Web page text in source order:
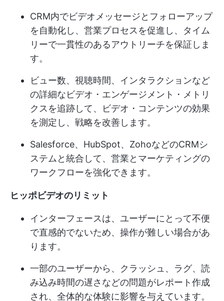
CRM内でビデオメッセージとフォローアップ
を自動化し、営業プロセスを促進し、タイム
リーで一貫性のあるアウトリーチを保証しま
す。
ビュー数、視聴時間、インタラクションなど
の詳細なビデオ・エンゲージメント・メトリ
クスを追跡して、ビデオ・コンテンツの効果
を測定し、戦略を改善します。
Salesforce、HubSpot、ZohoなどのCRMシ
ステムと統合して、営業とマーケティングの
ワークフローを強化できます。
ヒッポビデオのリミット
インターフェースは、ユーザーにとって不便
で直感的でないため、操作が難しい場合があ
ります。
一部のユーザーから、クラッシュ、ラグ、読
み込み時間の遅さなどの問題がレポート作成
され、全体的な体験に影響を与えています。